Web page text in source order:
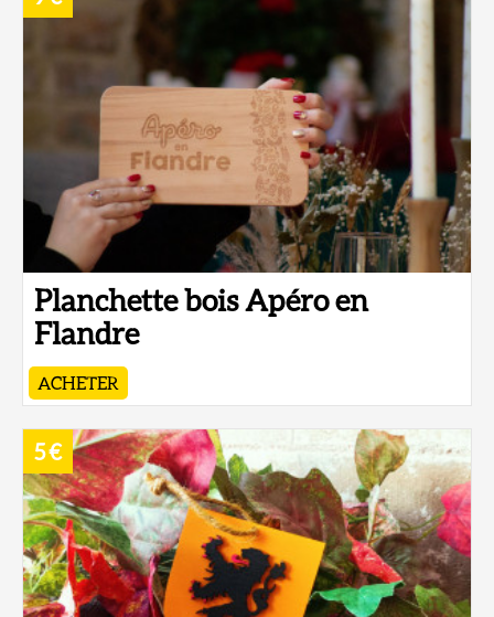
Planchette bois Apéro en
Flandre
ACHETER
5 €